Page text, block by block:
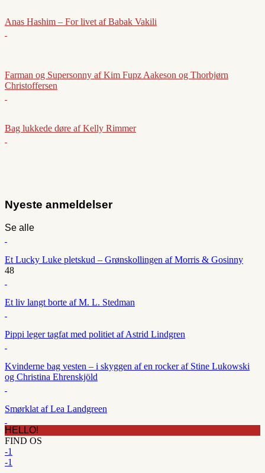
Anas Hashim – For livet af Babak Vakili
Farman og Supersonny af Kim Fupz Aakeson og Thorbjørn
Christoffersen
Bag lukkede døre af Kelly Rimmer
Nyeste anmeldelser
Se alle
Et Lucky Luke pletskud – Grønskollingen af Morris & Gosinny
48
Et liv langt borte af M. L. Stedman
Pippi leger tagfat med politiet af Astrid Lindgren
Kvinderne bag vesten – i skyggen af en rocker af Stine Lukowski
og Christina Ehrenskjöld
Smørklat af Lea Landgreen
HELLO!
FIND OS
-1
-1